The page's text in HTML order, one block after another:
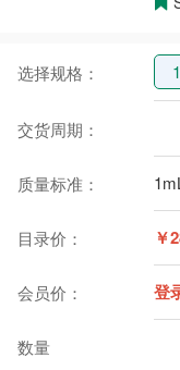
选择规格：
交货周期：
质量标准：
目录价： ￥
会员价： 登
数量